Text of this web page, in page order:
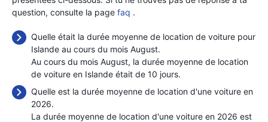
question, consulte la page faq .
Quelle était la durée moyenne de location de voiture pour
Islande au cours du mois August.
Au cours du mois August, la durée moyenne de location
de voiture en Islande était de 10 jours.
Quelle est la durée moyenne de location d'une voiture en
2026.
La durée moyenne de location d'une voiture en 2026 est